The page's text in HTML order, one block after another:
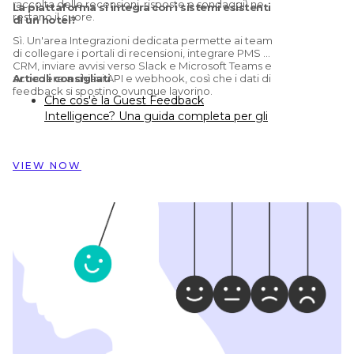
raccolta delle recensioni, risposte e sondaggi) ne
restano il cuore.
La piattaforma si integra con i sistemi esistenti
di un hotel?
Sì. Un'area Integrazioni dedicata permette ai team
di collegare i portali di recensioni, integrare PMS e
CRM, inviare avvisi verso Slack e Microsoft Teams e
accedere a chiavi API e webhook, così che i dati di
feedback si spostino ovunque lavorino.
Articoli consigliati
Che cos'è la Guest Feedback
Intelligence? Una guida completa per gli
degli ospiti hanno ispirato la
Customer Alliance per gestire il feedback
degli ospiti su quasi 60 hotel
VIEW NOW